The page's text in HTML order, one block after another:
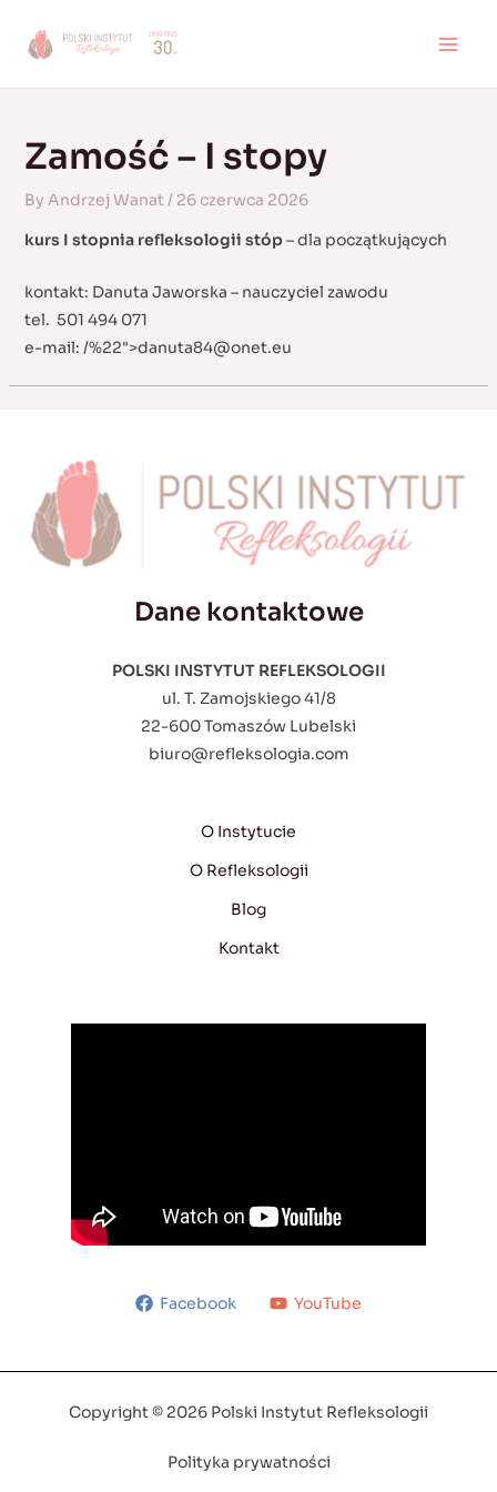
Zamość – I stopy
By Andrzej Wanat/ 26 czerwca 2026
kurs I stopnia refleksologii stóp– dla początkujących
kontakt: Danuta Jaworska – nauczyciel zawodu
tel. 501 494 071
e-mail: /%22">danuta84@onet.eu
Dane kontaktowe
POLSKI INSTYTUT REFLEKSOLOGII
ul. T. Zamojskiego 41/8
22-600 Tomaszów Lubelski
biuro@refleksologia.com
O Instytucie
O Refleksologii
Blog
Kontakt
Facebook YouTube
Copyright © 2026 Polski Instytut Refleksologii
Polityka prywatności